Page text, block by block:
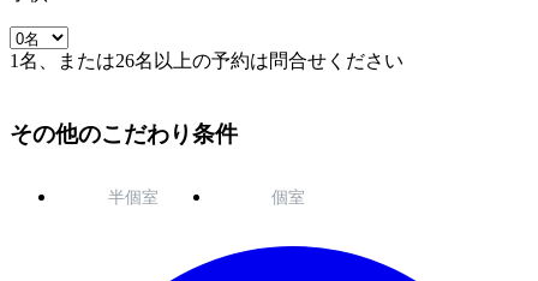
1名、または26名以上の予約は問合せください
その他のこだわり条件
半個室 個室